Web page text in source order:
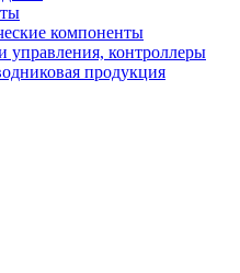
компоненты
управления, контроллеры
продукция